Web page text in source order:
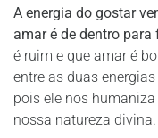
A energia do gostar
amar é de dentro para
é ruim e que amar é
entre as duas
pois ele nos
nossa natureza divina.